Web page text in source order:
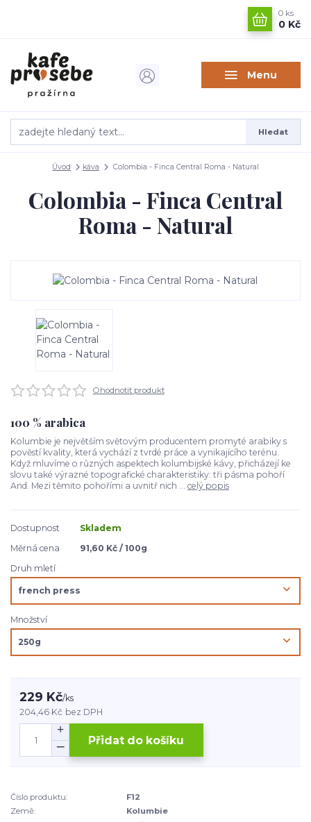
Menu
Hledat
0 ks
0 Kč
Úvod káva Colombia - Finca Central Roma - Natural
Colombia - Finca Central
Roma - Natural
Ohodnotit produkt
100 % arabica
Kolumbie je největším světovým producentem promyté arabiky s
pověstí kvality, která vychází z tvrdé práce a vynikajícího terénu.
Když mluvíme o různých aspektech kolumbijské kávy, přicházejí ke
slovu také výrazné topografické charakteristiky: tři pásma pohoří
And. Mezi těmito pohořími a uvnitř nich ... celý popis
Dostupnost
Skladem
Měrná cena
91,60 Kč / 100g
Druh mletí
Množství
229 Kč/ks
204,46 Kč bez DPH
Přidat do košíku
Číslo produktu:
F12
Země:
Kolumbie